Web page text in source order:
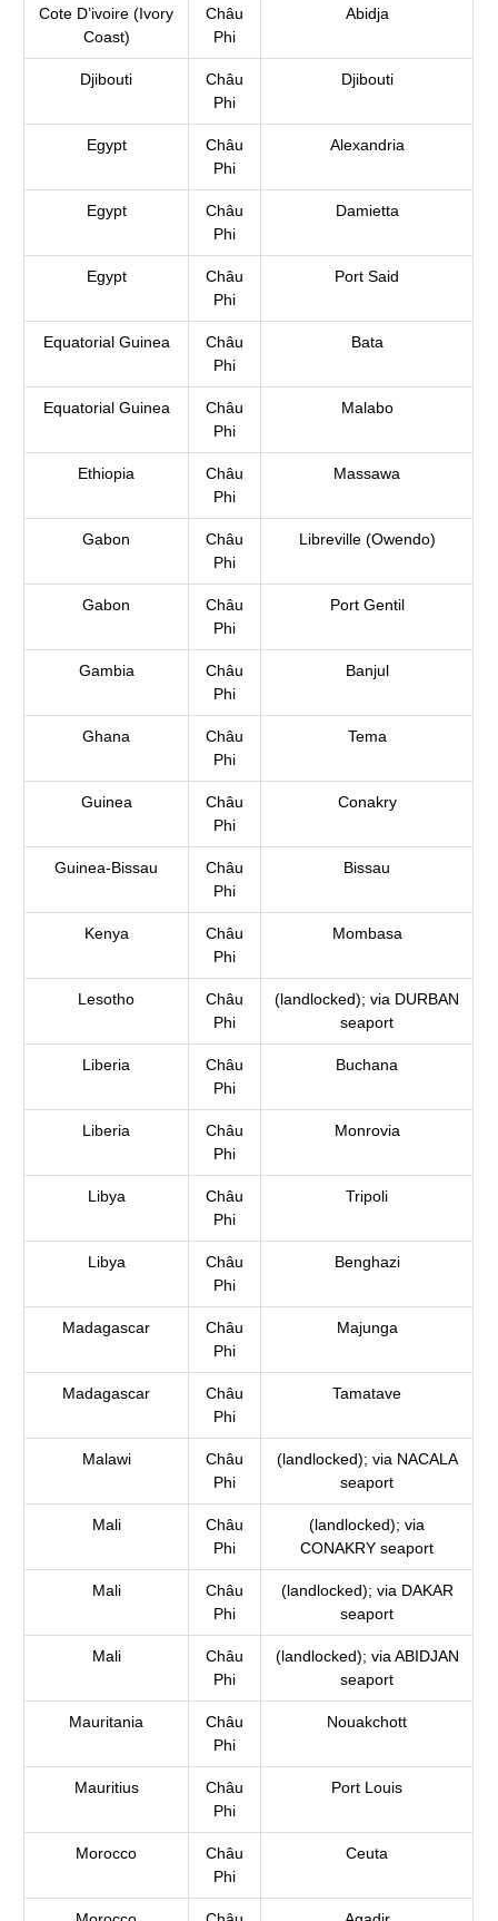
Cote D’ivoire (Ivory
Coast)
Châu
Phi
Abidja
Djibouti
Châu
Phi
Djibouti
Egypt
Châu
Phi
Alexandria
Egypt
Châu
Phi
Damietta
Egypt
Châu
Phi
Port Said
Equatorial Guinea
Châu
Phi
Bata
Equatorial Guinea
Châu
Phi
Malabo
Ethiopia
Châu
Phi
Massawa
Gabon
Châu
Phi
Libreville (Owendo)
Gabon
Châu
Phi
Port Gentil
Gambia
Châu
Phi
Banjul
Ghana
Châu
Phi
Tema
Guinea
Châu
Phi
Conakry
Guinea-Bissau
Châu
Phi
Bissau
Kenya
Châu
Phi
Mombasa
Lesotho
Châu
Phi
(landlocked); via DURBAN
seaport
Liberia
Châu
Phi
Buchana
Liberia
Châu
Phi
Monrovia
Libya
Châu
Phi
Tripoli
Libya
Châu
Phi
Benghazi
Madagascar
Châu
Phi
Majunga
Madagascar
Châu
Phi
Tamatave
Malawi
Châu
Phi
(landlocked); via NACALA
seaport
Mali
Châu
Phi
(landlocked); via
CONAKRY seaport
Mali
Châu
Phi
(landlocked); via DAKAR
seaport
Mali
Châu
Phi
(landlocked); via ABIDJAN
seaport
Mauritania
Châu
Phi
Nouakchott
Mauritius
Châu
Phi
Port Louis
Morocco
Châu
Phi
Ceuta